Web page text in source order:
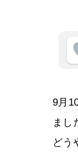
9月
まし
どう